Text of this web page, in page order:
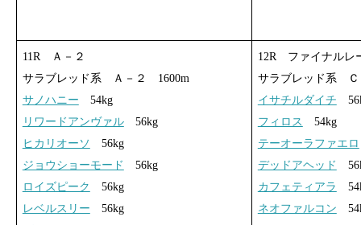
11R Ａ－２
サラブレッド系 Ａ－２ 1600m
サノハニー 54kg
リワードアンヴァル56kg
ヒカリオーソ
56kg
ジョウショーモード
56kg
ロイズピーク
56kg
レベルスリー 56kg
12R ファイナルレ
サラブレッド系 Ｃ
イサチルダイチ
フィロス
54kg
テーオーラファエロ
デッドアヘッド
カフェティアラ
ネオファルコン